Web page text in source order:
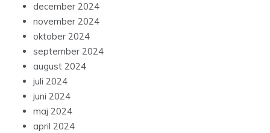
december 2024
november 2024
oktober 2024
september 2024
august 2024
juli 2024
juni 2024
maj 2024
april 2024